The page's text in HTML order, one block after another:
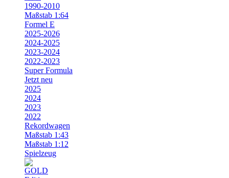
1990-2010
Maßstab 1:64
Formel E
2025-2026
2024-2025
2023-2024
2022-2023
Super Formula
Jetzt neu
2025
2024
2023
2022
Rekordwagen
Maßstab 1:43
Maßstab 1:12
Spielzeug